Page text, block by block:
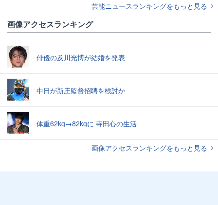
芸能ニュースランキングをもっと見る
画像アクセスランキング
俳優の及川光博が結婚を発表
中日が新庄監督招聘を検討か
体重62kg→82kgに 寺田心の生活
画像アクセスランキングをもっと見る